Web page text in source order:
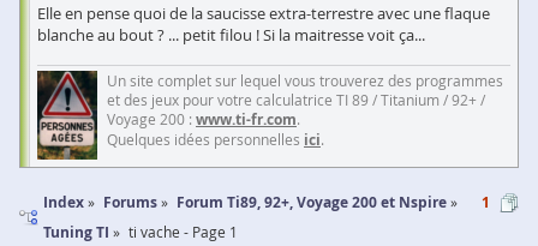
Elle en pense quoi de la saucisse extra-terrestre avec une flaque
blanche au bout ? ... petit filou ! Si la maitresse voit ça...
Un site complet sur lequel vous trouverez des programmes
et des jeux pour votre calculatrice TI 89 / Titanium / 92+ /
Voyage 200 : www.ti-fr.com.
Quelques idées personnelles ici.
Index Forums
Forum Ti89, 92+, Voyage 200 et Nspire
Tuning TI
ti vache - Page 1
1